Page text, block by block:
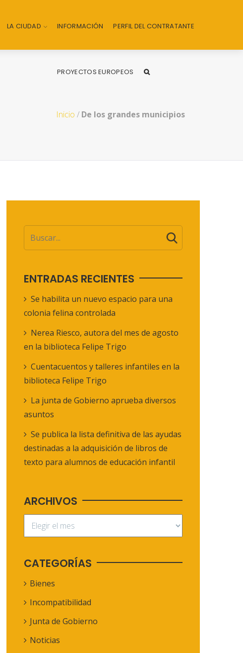
LA CIUDAD INFORMACIÓN PERFIL DEL CONTRATANTE
PROYECTOS EUROPEOS
Inicio / De los grandes municipios
ENTRADAS RECIENTES
Se habilita un nuevo espacio para una
colonia felina controlada
Nerea Riesco, autora del mes de agosto
en la biblioteca Felipe Trigo
Cuentacuentos y talleres infantiles en la
biblioteca Felipe Trigo
La junta de Gobierno aprueba diversos
asuntos
Se publica la lista definitiva de las ayudas
destinadas a la adquisición de libros de
texto para alumnos de educación infantil
ARCHIVOS
CATEGORÍAS
Bienes
Incompatibilidad
Junta de Gobierno
Noticias